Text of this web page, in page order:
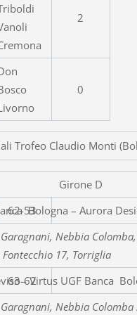
2
0
Trofeo Claudio Monti
Girone D
UGF
62-53
Nebbia
Fontecchio 17, Torriglia
- Virtus UGF Banca
63-62
Nebbia